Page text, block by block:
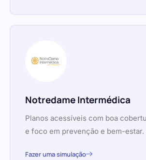
Notredame Intermédica
Planos acessíveis com boa
e foco em prevenção e bem-estar.
Fazer uma simulação